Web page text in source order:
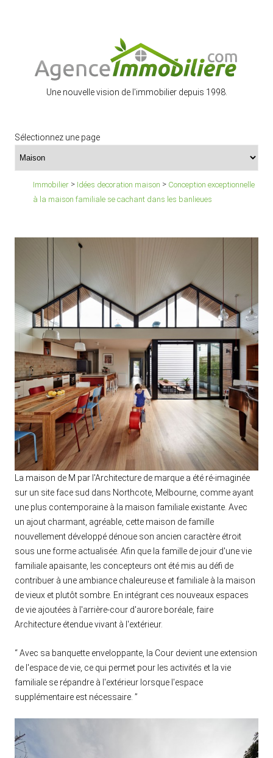
Une nouvelle vision de l'immobilier depuis 1998.
Sélectionnez une page
Immobilier > Idées decoration maison > Conception exceptionnelle
à la maison familiale se cachant dans les banlieues
La maison de M par l'Architecture de marque a été ré-imaginée
sur un site face sud dans Northcote, Melbourne, comme ayant
une plus contemporaine à la maison familiale existante. Avec
un ajout charmant, agréable, cette maison de famille
nouvellement développé dénoue son ancien caractère étroit
sous une forme actualisée. Afin que la famille de jouir d'une vie
familiale apaisante, les concepteurs ont été mis au défi de
contribuer à une ambiance chaleureuse et familiale à la maison
de vieux et plutôt sombre. En intégrant ces nouveaux espaces
de vie ajoutées à l'arrière-cour d'aurore boréale, faire
Architecture étendue vivant à l'extérieur.
“ Avec sa banquette enveloppante, la Cour devient une extension
de l'espace de vie, ce qui permet pour les activités et la vie
familiale se répandre à l'extérieur lorsque l'espace
supplémentaire est nécessaire. ”